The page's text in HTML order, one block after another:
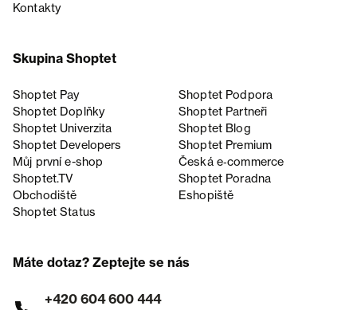
Kontakty
Skupina Shoptet
Shoptet Pay
Shoptet Podpora
Shoptet Doplňky
Shoptet Partneři
Shoptet Univerzita
Shoptet Blog
Shoptet Developers
Shoptet Premium
Můj první e-shop
Česká e‑commerce
Shoptet.TV
Shoptet Poradna
Obchodiště
Eshopiště
Shoptet Status
Máte dotaz? Zeptejte se nás
+420 604 600 444